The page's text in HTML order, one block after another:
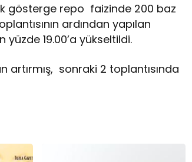
gösterge repo faizinde 200 baz
ardından yapılan
19.00’a yükseltildi.
artırmış, sonraki 2 toplantısında